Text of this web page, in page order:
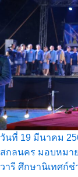
วันที่ 19 มีนาคม
สกลนคร มอบหมา
วารี ศึกษานิเทศก์